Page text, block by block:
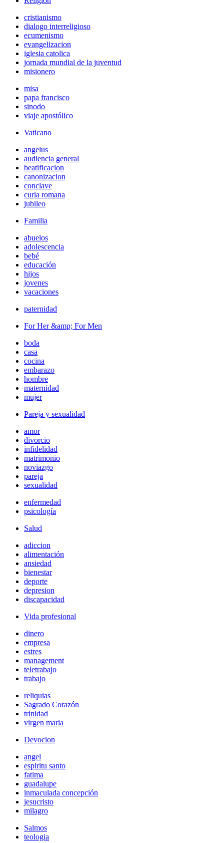
cristianismo
dialogo interreligioso
ecumenismo
evangelizacion
iglesia catolica
jornada mundial de la juventud
misionero
misa
papa francisco
sinodo
viaje apostólico
Vaticano
angelus
audiencia general
beatificacion
canonizacion
conclave
curia romana
jubileo
Familia
abuelos
adolescencia
bebé
educación
hijos
jovenes
vacaciones
paternidad
For Her &amp; For Men
boda
casa
cocina
embarazo
hombre
maternidad
mujer
Pareja y sexualidad
amor
divorcio
infidelidad
matrimonio
noviazgo
pareja
sexualidad
enfermedad
psicología
Salud
adiccion
alimentación
ansiedad
bienestar
deporte
depresion
discapacidad
Vida profesional
dinero
empresa
estres
management
teletrabajo
trabajo
reliquias
Sagrado Corazón
trinidad
virgen maria
Devocion
angel
espiritu santo
fatima
guadalupe
inmaculada concepción
jesucristo
milagro
Salmos
teologia